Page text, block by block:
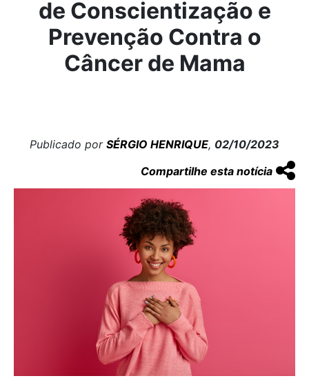
de Conscientização e
Prevenção Contra o
Câncer de Mama
Publicado por SÉRGIO HENRIQUE, 02/10/2023
Compartilhe esta notícia